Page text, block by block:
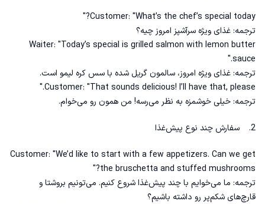
Customer: "What’s the chef’s special today?"
ترجمه: غذای ویژه سرآشپز امروز چیه؟
Waiter: "Today’s special is grilled salmon with lemon butter
sauce."
ترجمه: غذای ویژه امروز، سالمون گریل شده با سس کره لیمو است.
Customer: "That sounds delicious! I’ll have that, please."
ترجمه: خیلی خوشمزه به نظر می‌رسه! من همون رو می‌خوام.
2. سفارش چند نوع پیش‌غذا
Customer: "We’d like to start with a few appetizers. Can we get
the bruschetta and stuffed mushrooms?"
ترجمه: ما می‌خوایم با چند پیش‌غذا شروع کنیم. می‌تونیم بروشتا و
قارچ‌های شکم‌پر رو داشته باشیم؟